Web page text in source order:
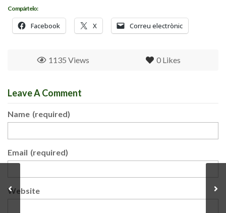
Compártelo:
Facebook X Correu electrònic
0 Likes
1135 Views
Leave A Comment
Name (required)
Email (required)
Website